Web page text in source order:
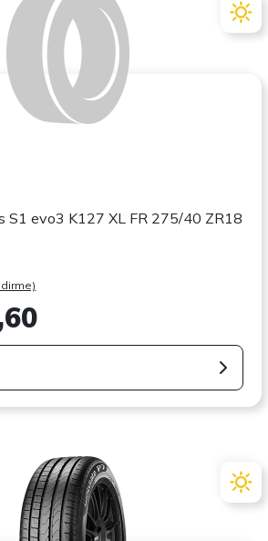
S1 evo3 K127 XL FR 275/40 ZR18